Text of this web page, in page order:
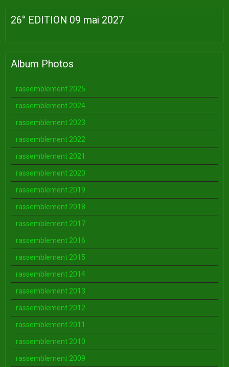
26° EDITION 09 mai 2027
Album Photos
rassemblement 2025
rassemblement 2024
rassemblement 2023
rassemblement 2022
rassemblement 2021
rassemblement 2020
rassemblement 2019
rassemblement 2018
rassemblement 2017
rassemblement 2016
rassemblement 2015
rassemblement 2014
rassemblement 2013
rassemblement 2012
rassemblement 2011
rassemblement 2010
rassemblement 2009